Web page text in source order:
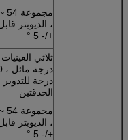
، الديوبتر
+/- 5 °
درجة للتدوير
الحدقتين
، الديوبتر
+/- 5 °